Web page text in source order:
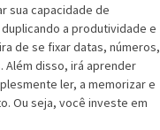
sua capacidade de
a produtividade e
de se fixar datas, números,
Além disso, irá aprender
ler, a memorizar e
Ou seja, você investe em